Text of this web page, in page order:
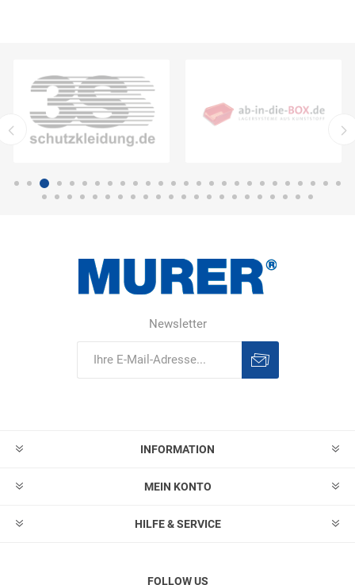
Newsletter
INFORMATION
MEIN KONTO
HILFE & SERVICE
FOLLOW US